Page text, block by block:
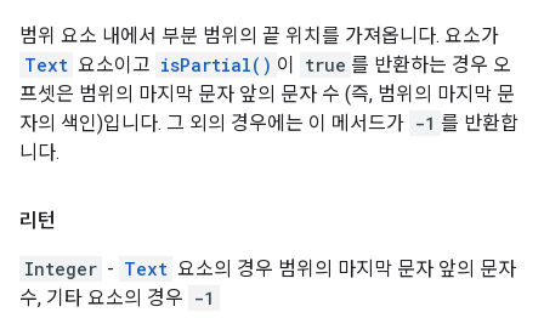
범위 요소 내에서 부분 범위의 끝 위치를 가져옵니다. 요소가
Text 요소이고 isPartial() 이 true 를 반환하는 경우 오
프셋은 범위의 마지막 문자 앞의 문자 수 (즉, 범위의 마지막 문
자의 색인)입니다. 그 외의 경우에는 이 메서드가 -1 를 반환합
니다.
리턴
Integer - Text 요소의 경우 범위의 마지막 문자 앞의 문자
수, 기타 요소의 경우 -1